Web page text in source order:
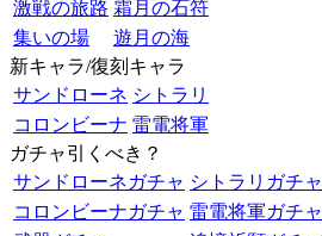
激戦の旅路 霜月の石符
集いの場
遊月の海
新キャラ/復刻キャラ
サンドローネ シトラリ
コロンビーナ 雷電将軍
ガチャ引くべき？
サンドローネガチャ シトラリガチャ
コロンビーナガチャ 雷電将軍ガチャ